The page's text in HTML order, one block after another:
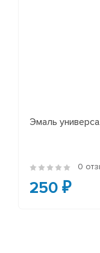
Эмаль
0
250 ₽